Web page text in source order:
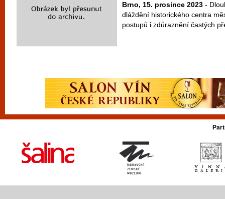
Brno, 15. prosince 2023 -
dláždění historického centra
postupů i zdůraznění častých